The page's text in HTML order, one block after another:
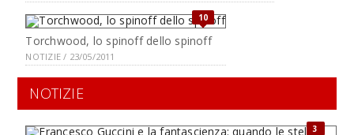
10
Torchwood, lo spinoff dello spinoff
NOTIZIE / 23/05/2011
NOTIZIE
3